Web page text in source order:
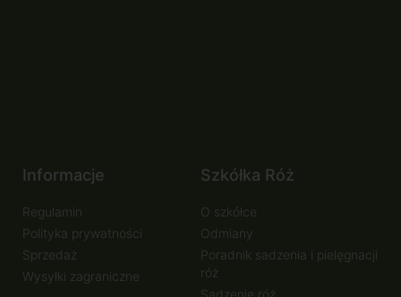
Informacje
Regulamin
Polityka prywatności
Sprzedaż
Wysyłki zagraniczne
Szkółka Róż
O szkółce
Odmiany
Poradnik sadzenia i pielęgnacji
róż
Sadzenie róż